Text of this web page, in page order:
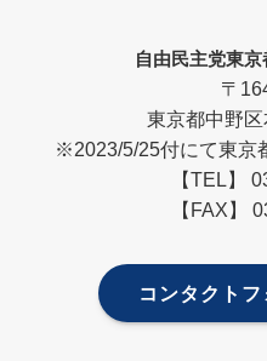
自由民主党東
〒
東京都中野
※2023/5/25付にて東京
【TEL】
【FAX】
コンタクト